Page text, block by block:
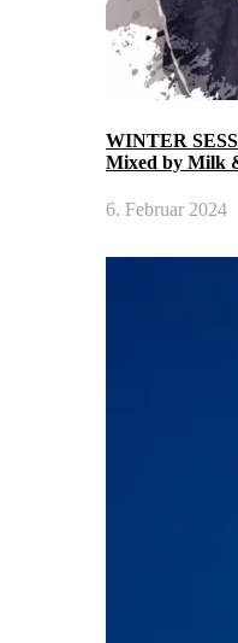
WINTER
Mixed by Milk
6. Februar 2024